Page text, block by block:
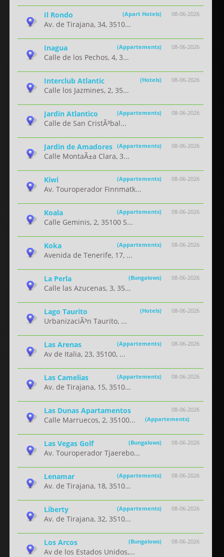
08-06-2026
Il Rondo (Apart Hotels)
Av. de Tirajana, 34, 3510...
08-06-2026
Inagua (Appartements)
Calle de los Pechos, 4, 3...
08-06-2026
Interclub Atlantic (Hotels)
Calle los Jazmines, 2, 35...
08-06-2026
Jardin Atlantico (Appartements)
Calle de San CristÃ³bal...
08-06-2026
Jardin de Amadores (Appartements)
Calle MontaÃ±a Clara, 3...
08-06-2026
Kiwi (Appartements)
Av. Touroperador Finnmatk...
08-06-2026
Koala (Appartements)
Calle Geminis, 2, 35100 S...
08-06-2026
Koka (Appartements)
Avenida de Tenerife, 17, ...
08-06-2026
La Perla (Bungalows)
Calle las Azucenas, 3, 35...
08-06-2026
Lago Taurito (Hotels)
UrbanizaciÃ³n Taurito, ...
08-06-2026
Las Arenas (Appartements)
Av de Italia, 23, 35100, ...
08-06-2026
Las Camelias (Appartements)
Av. de Tirajana, 15, 3510...
08-06-2026
Las Dunas Apartamentos
(Appartements)
Calle Marruecos, 2, 35100...
08-06-2026
Las Vegas Golf (Bungalows)
Av. Touroperador Tjaerebo...
08-06-2026
Lenamar (Appartements)
Av. de Tirajana, 18, 3510...
08-06-2026
Liberty (Appartements)
Av. de Tirajana, 32, 3510...
08-06-2026
Los Arcos (Bungalows)
Av de los Estados Unidos,...